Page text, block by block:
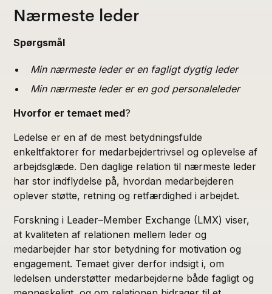
Nærmeste leder
Spørgsmål
Min nærmeste leder er en fagligt dygtig leder
Min nærmeste leder er en god personaleleder
Hvorfor er temaet med?
Ledelse er en af de mest betydningsfulde
enkeltfaktorer for medarbejdertrivsel og oplevelse af
arbejdsglæde. Den daglige relation til nærmeste leder
har stor indflydelse på, hvordan medarbejderen
oplever støtte, retning og retfærdighed i arbejdet.
Forskning i Leader–Member Exchange (LMX) viser,
at kvaliteten af relationen mellem leder og
medarbejder har stor betydning for motivation og
engagement. Temaet giver derfor indsigt i, om
ledelsen understøtter medarbejderne både fagligt og